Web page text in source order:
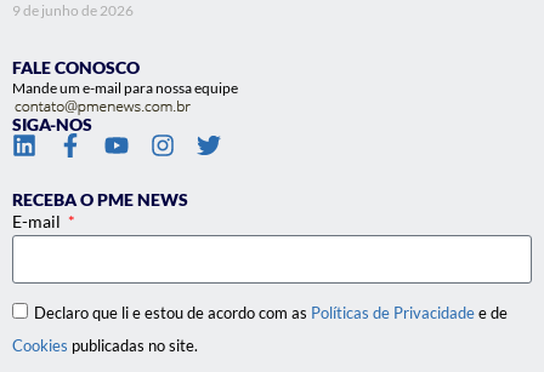
9 de junho de 2026
FALE CONOSCO
Mande um e-mail para nossa equipe
SIGA-NOS
RECEBA O PME NEWS
E-mail
Declaro que li e estou de acordo com as Políticas de Privacidadee de
Cookies publicadas no site.